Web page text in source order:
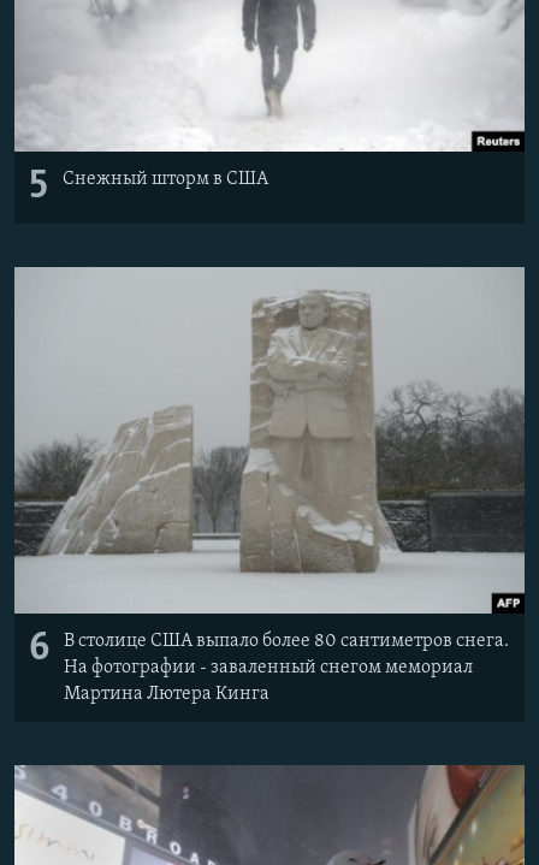
5 Снежный шторм в США
6
В столице США выпало более 80 сантиметров снега.
На фотографии - заваленный снегом мемориал
Мартина Лютера Кинга